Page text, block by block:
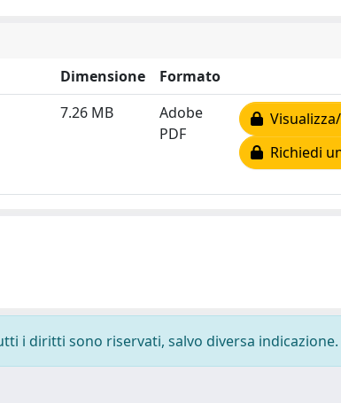
Dimensione
Formato
7.26 MB
Adobe
PDF
Richiedi
i diritti sono riservati, salvo diversa indicazione.